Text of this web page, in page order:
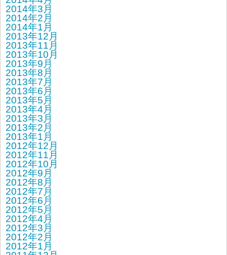
2014年3月
2014年2月
2014年1月
2013年12月
2013年11月
2013年10月
2013年9月
2013年8月
2013年7月
2013年6月
2013年5月
2013年4月
2013年3月
2013年2月
2013年1月
2012年12月
2012年11月
2012年10月
2012年9月
2012年8月
2012年7月
2012年6月
2012年5月
2012年4月
2012年3月
2012年2月
2012年1月